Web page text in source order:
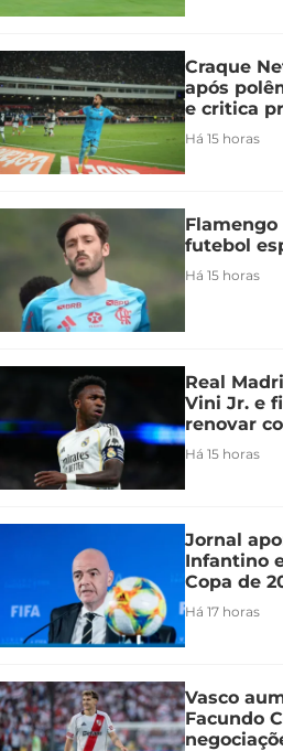
Craque
após
e critica
Há 15 horas
futebol
Há 15 horas
Real
Vini Jr. e
renovar
Há 15 horas
Jornal
Infantino
Copa de
Há 17 horas
Vasco
Facundo